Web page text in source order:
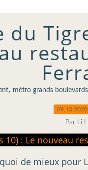
du
, métro grands boulevards
09.10.2020
Par Li
de mieux pour